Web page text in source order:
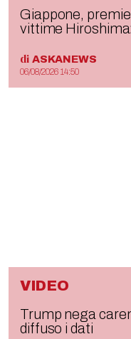
Giappone,
vittime Hiroshima:
di ASKANEWS
06/08/2026 14:50
VIDEO
Trump nega
diffuso i dati